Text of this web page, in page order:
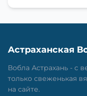
Астраханская
Вобла Астрахань - с
только свеженькая
на сайте.